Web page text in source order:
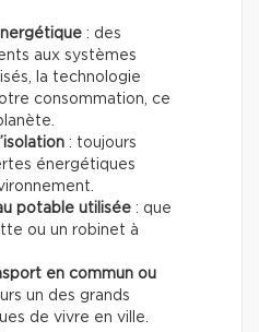
: des
aux systèmes
la technologie
consommation, ce
: toujours
énergétiques
potable utilisée : que
ou un robinet à
en commun ou
un des grands
de vivre en ville.